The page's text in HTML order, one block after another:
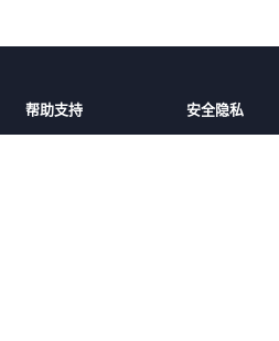
帮助支持 安全隐私